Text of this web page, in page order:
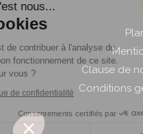
Clause de
Conditions
Bonjour c'est nous...
Les Cookies
Notre rôle est de contribuer à
trafic et au bon fonctionnement de
C'est OK pour vous ?
Lire la politique de confidentialité
Consentements